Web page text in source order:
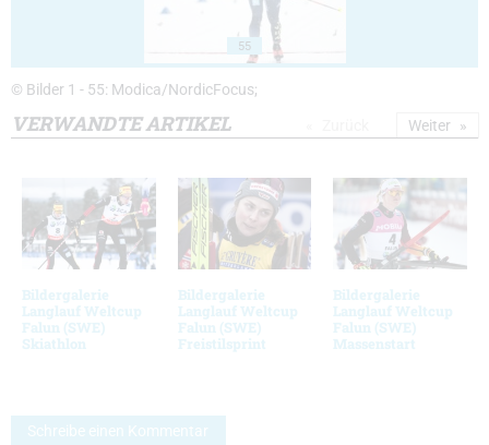
55
© Bilder 1 - 55: Modica/NordicFocus;
VERWANDTE ARTIKEL
Bildergalerie
Langlauf Weltcup
Falun (SWE)
Skiathlon
Bildergalerie
Langlauf Weltcup
Falun (SWE)
Freistilsprint
Bildergalerie
Langlauf Weltcup
Falun (SWE)
Massenstart
Weiter
Schreibe einen Kommentar